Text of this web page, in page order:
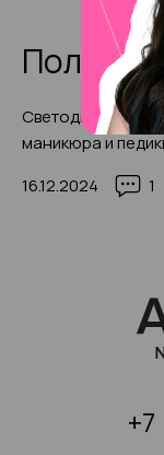
Светодиодная
маникюра и
примеров
16.12.2024 1